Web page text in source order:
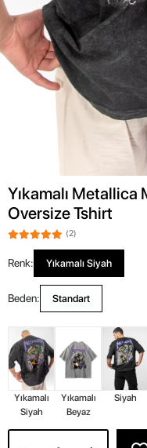
Yıkamalı Metallica
Oversize Tshirt
(2)
Renk: Yıkamalı Siyah
Beden: Standart
Yıkamalı
Siyah
Yıkamalı
Beyaz
Siyah